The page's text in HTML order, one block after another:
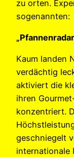
zu orten.
sogenannten:
Kaum landen
verdächtig
aktiviert die
ihren
konzentriert.
geschniegelt
internationale